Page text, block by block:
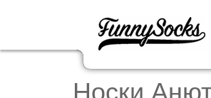
Носки